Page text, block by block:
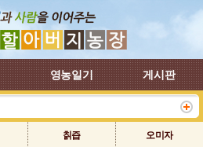
영농일기 게시판
칡즙 오미자